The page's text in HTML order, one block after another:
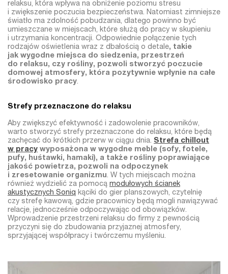
relaksu, która wpływa na obniżenie poziomu stresu
i zwiększenie poczucia bezpieczeństwa. Natomiast zimniejsze
światło ma zdolność pobudzania, dlatego powinno być
umieszczane w miejscach, które służą do pracy w skupieniu
i utrzymania koncentracji. Odpowiednie połączenie tych
rodzajów oświetlenia wraz z dbałością o detale, takie
jak wygodne miejsca do siedzenia, przestrzeń
do relaksu, czy rośliny, pozwoli stworzyć poczucie
domowej atmosfery, która pozytywnie wpłynie na całe
środowisko pracy.
Strefy przeznaczone do relaksu
Aby zwiększyć efektywność i zadowolenie pracowników,
warto stworzyć strefy przeznaczone do relaksu, które będą
zachęcać do krótkich przerw w ciągu dnia. Strefa chillout
w pracy wyposażona w wygodne meble (sofy, fotele,
pufy, huśtawki, hamaki), a także rośliny poprawiające
jakość powietrza, pozwoli na odpoczynek
i zresetowanie organizmu. W tych miejscach można
również wydzielić za pomocą modułowych ścianek
akustycznych Soniq kąciki do gier planszowych, czytelnię
czy strefę kawową, gdzie pracownicy będą mogli nawiązywać
relacje, jednocześnie odpoczywając od obowiązków.
Wprowadzenie przestrzeni relaksu do firmy z pewnością
przyczyni się do zbudowania przyjaznej atmosfery,
sprzyjającej współpracy i twórczemu myśleniu.